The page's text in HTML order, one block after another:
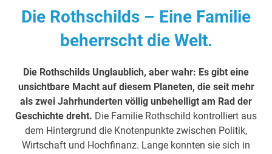
Die Rothschilds – Eine Familie
beherrscht die Welt.
Die Rothschilds Unglaublich, aber wahr: Es gibt eine
unsichtbare Macht auf diesem Planeten, die seit mehr
als zwei Jahrhunderten völlig unbehelligt am Rad der
Geschichte dreht. Die Familie Rothschild kontrolliert aus
dem Hintergrund die Knotenpunkte zwischen Politik,
Wirtschaft und Hochfinanz. Lange konnten sie sich in